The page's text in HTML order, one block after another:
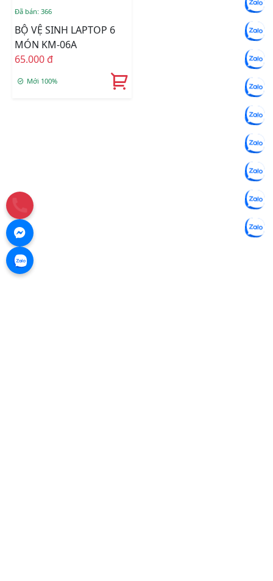
Đã bán: 366
BỘ VỆ SINH LAPTOP 6
MÓN KM-06A
65.000 đ
Mới 100%